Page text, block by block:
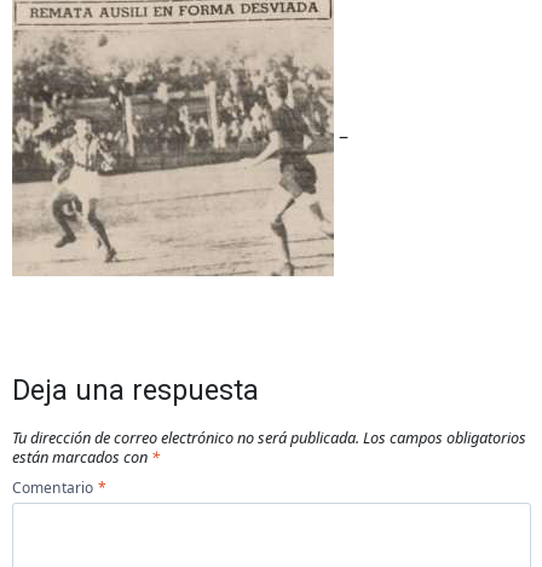
–
Deja una respuesta
Tu dirección de correo electrónico no será publicada. Los campos obligatorios
están marcados con *
Comentario *